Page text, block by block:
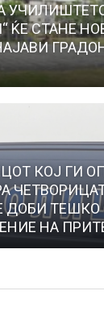
ЌЕ СТАНЕ
КОЈ ГИ
ДОБИ
НА